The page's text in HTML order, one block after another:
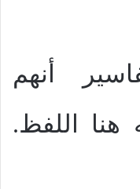
أنهم
هنا اللفظ.